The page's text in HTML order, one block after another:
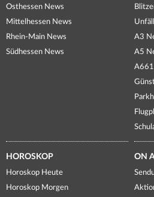
Osthessen News
Mittelhessen News
Rhein-Main News
Südhessen News
A3
A5
HOROSKOP
Horoskop Heute
Horoskop Morgen
ON